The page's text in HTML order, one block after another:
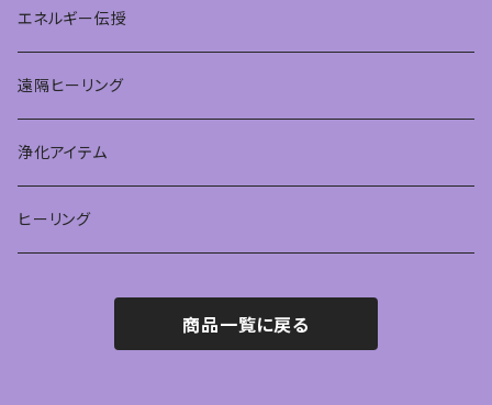
エネルギー伝授
遠隔ヒーリング
浄化アイテム
ヒーリング
商品一覧に戻る